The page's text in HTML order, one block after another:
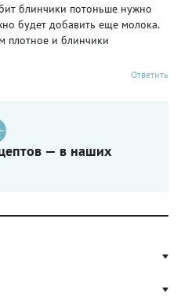
блинчики потоньше нужно
будет добавить еще молока.
плотное и блинчики
Ответить
— в наших